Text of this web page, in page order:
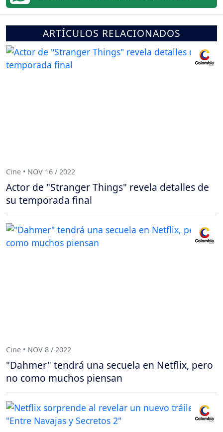
ARTÍCULOS RELACIONADOS
Cine • NOV 16 / 2022
Actor de "Stranger Things" revela detalles de
su temporada final
Cine • NOV 8 / 2022
"Dahmer" tendrá una secuela en Netflix, pero
no como muchos piensan